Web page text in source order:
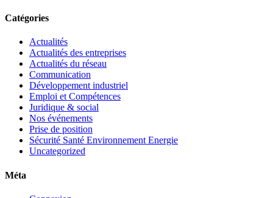
Catégories
Actualités
Actualités des entreprises
Actualités du réseau
Communication
Développement industriel
Emploi et Compétences
Juridique & social
Nos événements
Prise de position
Sécurité Santé Environnement Energie
Uncategorized
Méta